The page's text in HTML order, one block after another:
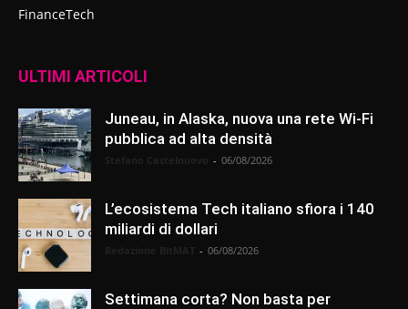
FinanceTech
ULTIMI ARTICOLI
Juneau, in Alaska, nuova una rete Wi-Fi
pubblica ad alta densità
- 06/08/2026
L’ecosistema Tech italiano sfiora i 140
miliardi di dollari
- 06/08/2026
Settimana corta? Non basta per